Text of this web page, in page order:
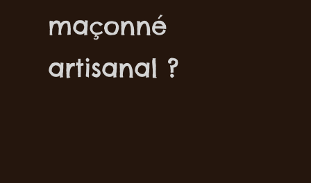
maçonné
artisanal ?